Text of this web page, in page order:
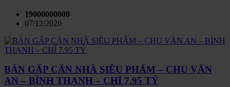
19000000000
07/12/2020
BÁN GẤP CĂN NHÀ SIÊU PHẨM – CHU VĂN
AN – BÌNH THẠNH – CHỈ 7.95 TỶ